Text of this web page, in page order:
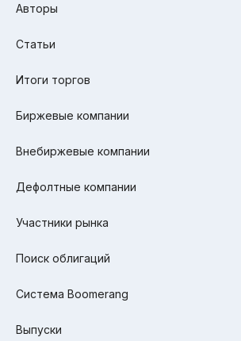
Авторы
Статьи
Итоги торгов
Биржевые компании
Внебиржевые компании
Дефолтные компании
Участники рынка
Поиск облигаций
Система Boomerang
Выпуски